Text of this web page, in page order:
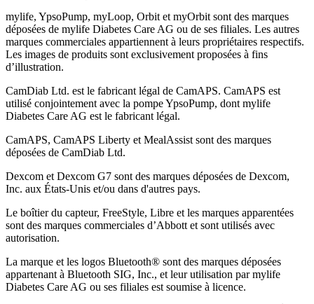
mylife, YpsoPump, myLoop, Orbit et myOrbit sont des marques
déposées de mylife Diabetes Care AG ou de ses filiales. Les autres
marques commerciales appartiennent à leurs propriétaires respectifs.
Les images de produits sont exclusivement proposées à fins
d’illustration.
CamDiab Ltd. est le fabricant légal de CamAPS. CamAPS est
utilisé conjointement avec la pompe YpsoPump, dont mylife
Diabetes Care AG est le fabricant légal.
CamAPS, CamAPS Liberty et MealAssist sont des marques
déposées de CamDiab Ltd.
Dexcom et Dexcom G7 sont des marques déposées de Dexcom,
Inc. aux États-Unis et/ou dans d'autres pays.
Le boîtier du capteur, FreeStyle, Libre et les marques apparentées
sont des marques commerciales d’Abbott et sont utilisés avec
autorisation.
La marque et les logos Bluetooth® sont des marques déposées
appartenant à Bluetooth SIG, Inc., et leur utilisation par mylife
Diabetes Care AG ou ses filiales est soumise à licence.